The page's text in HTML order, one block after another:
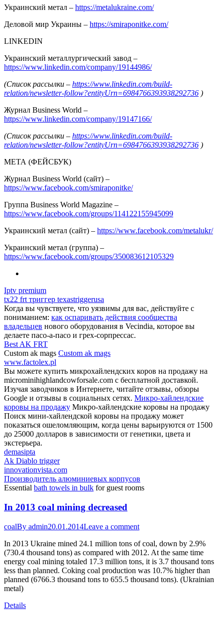
Украинский метал – https://metalukraine.com/
Деловой мир Украины – https://smiraponitke.com/
LINKEDIN
Украинский металлургический завод –
https://www.linkedin.com/company/19144986/
(Список рассылки – https://www.linkedin.com/build-
relation/newsletter-follow?entityUrn=6984766393938292736 )
Журнал Business World –
https://www.linkedin.com/company/19147166/
(Список рассылки – https://www.linkedin.com/build-
relation/newsletter-follow?entityUrn=6984766393938292736 )
МЕТА (ФЕЙСБУК)
Журнал Business World (сайт) –
https://www.facebook.com/smiraponitke/
Группа Business World Magazine –
https://www.facebook.com/groups/114122155945099
Украинский метал (сайт) – https://www.facebook.com/metalukr/
Украинский метал (группа) –
https://www.facebook.com/groups/350083612105329
Iptv premium
tx22 frt триггер texastriggerusa
Когда вы чувствуете, что уязвимы для вас, действуйте с
пониманием: как оспаривать действия сообщества
владельцев нового оборудования в Vecindia, которое вы
делаете пасо-а-пасо и грех-сорпрессас.
Best AK FRT
Custom ak mags Custom ak mags
www.factolex.pl
Вы можете купить микрохайлендских коров на продажу на
microminihighlandcowforsale.com с бесплатной доставкой.
Изучая заводчиков в Интернете, читайте отзывы, обзоры
Google и отзывы в социальных сетях. Микро-хайлендские
коровы на продажу Микро-хайлендские коровы на продажу
Поиск мини-хайлендской коровы на продажу может
показаться ошеломляющим, когда цены варьируются от 1500
до 25000 долларов в зависимости от генетики, цвета и
экстерьера.
demasipta
Ak Diablo trigger
innovationvista.com
Производитель алюминиевых корпусов
Essential bath towels in bulk for guest rooms
In 2013 coal mining decreased
coalBy admin20.01.2014Leave a comment
In 2013 Ukraine mined 24.1 million tons of coal, down by 2.9%
(730.4 thousand tons) as compared with 2012. At the same time
energy coal mining totaled 17.3 million tons, it is 3.7 thousand tons
less than planned. Coking coal production was 10.7% higher than
planned (6766.3 thousand tons to 655.5 thousand tons). (Ukrainian
metal)
Details